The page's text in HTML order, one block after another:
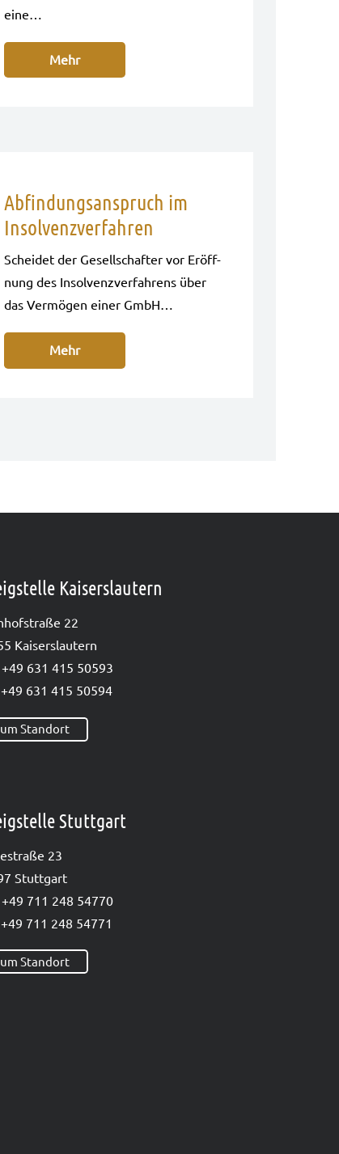
eine…
Mehr
Abfindungsanspruch im
Insolvenzverfahren
Schei­det der Gesell­schaf­ter vor Eröff­
nung des Insol­venz­ver­fah­rens über
das Ver­mö­gen einer GmbH…
Mehr
Kaiserslautern
22
Kai­sers­lau­tern
+49 631 415 50593
+49 631 415 50594
Standort
Stuttgart
23
Stutt­gart
+49 711 248 54770
+49 711 248 54771
Standort